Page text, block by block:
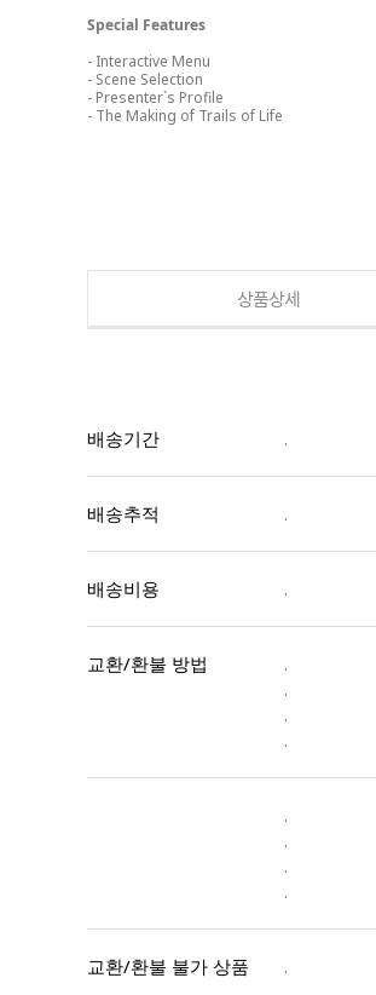
Special Features
- Interactive Menu
- Scene Selection
- Presenter`s Profile
- The Making of Trails of Life
상품상세
배송기간 .
배송추적 .
배송비용 .
교환/환불 방법
.
.
.
.
.
.
.
.
교환/환불 불가 상품
.